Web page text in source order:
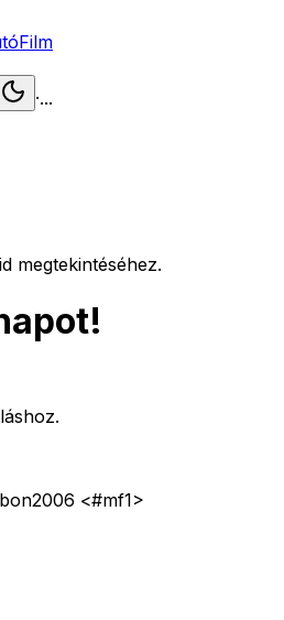
Film
·...
megtekintéséhez.
<#mf1>